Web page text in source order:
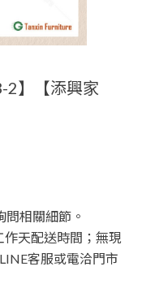
2】【添興家
相關細節。
天配送時間；無現
客服或電洽門市